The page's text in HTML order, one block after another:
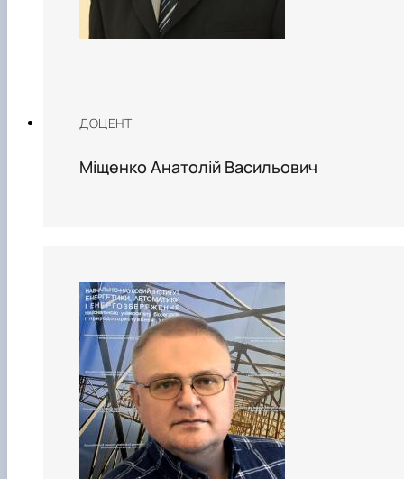
ДОЦЕНТ
Міщенко Анатолій Васильович